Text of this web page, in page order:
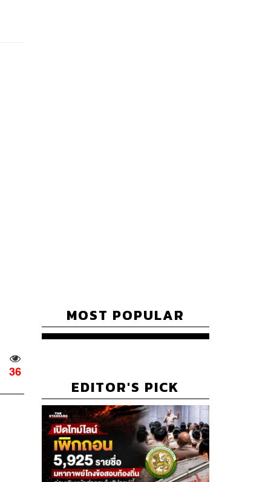
36
MOST POPULAR
EDITOR'S PICK